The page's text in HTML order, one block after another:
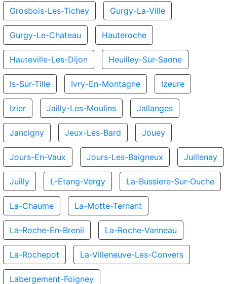
Grosbois-Les-Tichey Gurgy-La-Ville
Gurgy-Le-Chateau Hauteroche
Hauteville-Les-Dijon Heuilley-Sur-Saone
Is-Sur-Tille Ivry-En-Montagne Izeure
Izier Jailly-Les-Moulins Jallanges
Jancigny Jeux-Les-Bard Jouey
Jours-En-Vaux Jours-Les-Baigneux Juillenay
Juilly L-Etang-Vergy La-Bussiere-Sur-Ouche
La-Chaume La-Motte-Ternant
La-Roche-En-Brenil La-Roche-Vanneau
La-Rochepot La-Villeneuve-Les-Convers
Labergement-Foigney